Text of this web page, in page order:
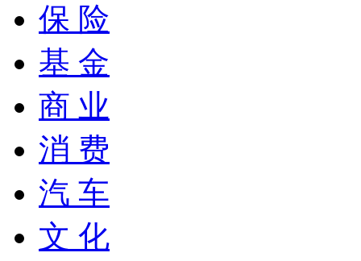
保 险
基 金
商 业
消 费
汽 车
文 化